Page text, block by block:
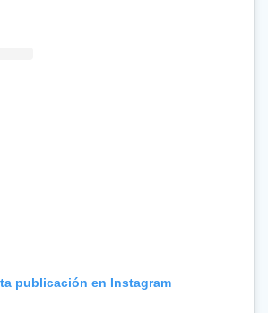
publicación en Instagram